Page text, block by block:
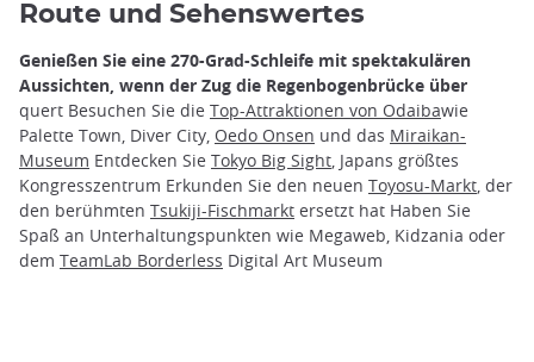
Route und Sehenswertes
Genießen Sie eine 270-Grad-Schleife mit spektakulären
Aussichten, wenn der Zug die Regenbogenbrücke über
quert Besuchen Sie die Top-Attraktionen von Odaibawie
Palette Town, Diver City, Oedo Onsen und das Miraikan-
Museum Entdecken Sie Tokyo Big Sight, Japans größtes
Kongresszentrum Erkunden Sie den neuen Toyosu-Markt, der
den berühmten Tsukiji-Fischmarkt ersetzt hat Haben Sie
Spaß an Unterhaltungspunkten wie Megaweb, Kidzania oder
dem TeamLab Borderless Digital Art Museum